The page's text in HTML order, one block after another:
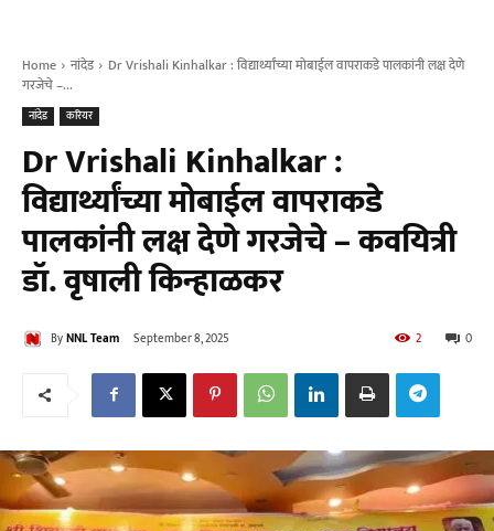
Home नांदेड
Dr Vrishali Kinhalkar : विद्यार्थ्यांच्या मोबाईल वापराकडे पालकांनी लक्ष देणे
गरजेचे –...
नांदेड करियर
Dr Vrishali Kinhalkar :
विद्यार्थ्यांच्या मोबाईल वापराकडे
पालकांनी लक्ष देणे गरजेचे – कवयित्री
डॉ. वृषाली किन्हाळकर
ByNNL Team September 8, 2025 0
2